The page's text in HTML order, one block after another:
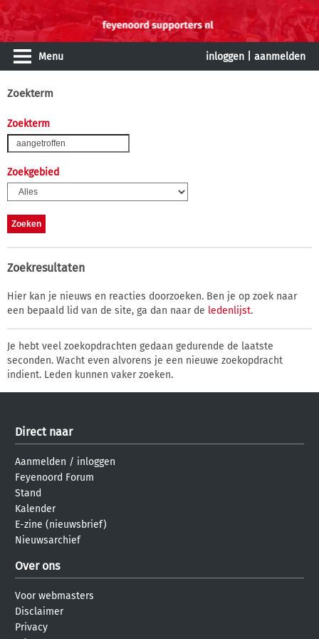
Menu inloggen aanmelden
Zoekterm
Zoekterm
Zoekgebied
Zoekresultaten
Hier kan je nieuws en reacties doorzoeken. Ben je op zoek naar
een bepaald lid van de site, ga dan naar de ledenlijst.
Je hebt veel zoekopdrachten gedaan gedurende de laatste
seconden. Wacht even alvorens je een nieuwe zoekopdracht
indient. Leden kunnen vaker zoeken.
Direct naar
Aanmelden / inloggen
Feyenoord Forum
Stand
Kalender
E-zine (nieuwsbrief)
Nieuwsarchief
Over ons
Voor webmasters
Disclaimer
Privacy